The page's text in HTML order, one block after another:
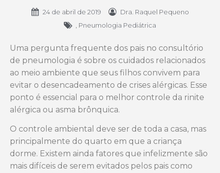
24 de abril de 2019
Dra. Raquel Pequeno
Pneumologia Pediátrica
Uma pergunta frequente dos pais no consultório
de pneumologia é sobre os cuidados relacionados
ao meio ambiente que seus filhos convivem para
evitar o desencadeamento de crises alérgicas. Esse
ponto é essencial para o melhor controle da rinite
alérgica ou asma brônquica.
O controle ambiental deve ser de toda a casa, mas
principalmente do quarto em que a criança
dorme. Existem ainda fatores que infelizmente são
mais difíceis de serem evitados pelos pais como